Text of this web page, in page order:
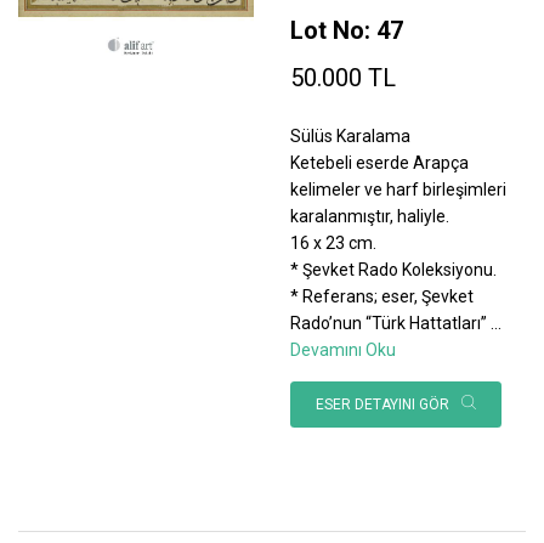
Lot No: 47
50.000 TL
Sülüs Karalama
Ketebeli eserde Arapça
kelimeler ve harf birleşimleri
karalanmıştır, haliyle.
16 x 23 cm.
* Şevket Rado Koleksiyonu.
* Referans; eser, Şevket
Rado’nun “Türk Hattatları”
Devamını Oku
ESER DETAYINI GÖR